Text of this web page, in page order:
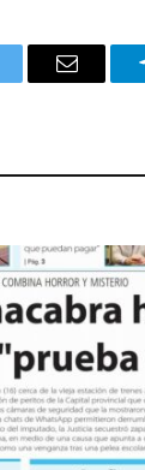
Email